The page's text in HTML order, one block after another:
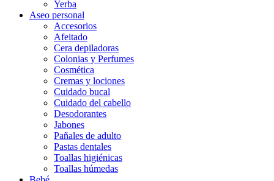
Yerba
Aseo personal
Accesorios
Afeitado
Cera depiladoras
Colonias y Perfumes
Cosmética
Cremas y lociones
Cuidado bucal
Cuidado del cabello
Desodorantes
Jabones
Pañales de adulto
Pastas dentales
Toallas higiénicas
Toallas húmedas